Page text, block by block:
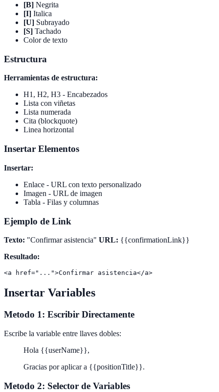
[B] Negrita
[I] Italica
[U] Subrayado
[S] Tachado
Color de texto
Estructura
Herramientas de estructura:
H1, H2, H3 - Encabezados
Lista con viñetas
Lista numerada
Cita (blockquote)
Linea horizontal
Insertar Elementos
Insertar:
Enlace - URL con texto personalizado
Imagen - URL de imagen
Tabla - Filas y columnas
Ejemplo de Link
Texto: "Confirmar asistencia" URL: {{confirmationLink}}
Resultado:
Insertar Variables
Metodo 1: Escribir Directamente
Escribe la variable entre llaves dobles:
Hola {{userName}},
Gracias por aplicar a {{positionTitle}}.
Metodo 2: Selector de Variables